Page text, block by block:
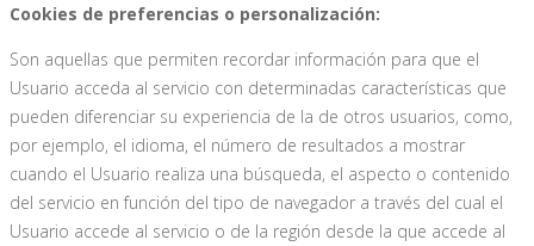
Cookies de preferencias o personalización:
Son aquellas que permiten recordar información para que el
Usuario acceda al servicio con determinadas características que
pueden diferenciar su experiencia de la de otros usuarios, como,
por ejemplo, el idioma, el número de resultados a mostrar
cuando el Usuario realiza una búsqueda, el aspecto o contenido
del servicio en función del tipo de navegador a través del cual el
Usuario accede al servicio o de la región desde la que accede al